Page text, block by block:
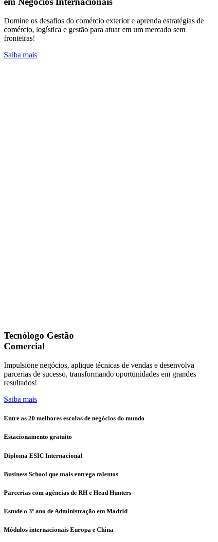
Domine os desafios do comércio exterior e aprenda estratégias de
comércio, logística e gestão para atuar em um mercado sem
fronteiras!
Saiba mais
Tecnólogo Gestão
Comercial
Impulsione negócios, aplique técnicas de vendas e desenvolva
parcerias de sucesso, transformando oportunidades em grandes
resultados!
Saiba mais
Entre as 20 melhores escolas de negócios do mundo
Estacionamento gratuito
Diploma ESIC Internacional
Business School que mais entrega talentos
Parcerias com agências de RH e Head Hunters
Estude o 3º ano de Administração em Madrid
Módulos internacionais Europa e China